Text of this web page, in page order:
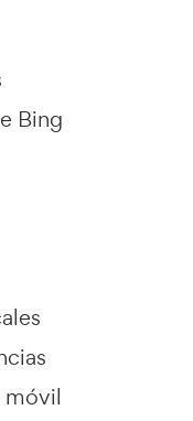
Bing
móvil